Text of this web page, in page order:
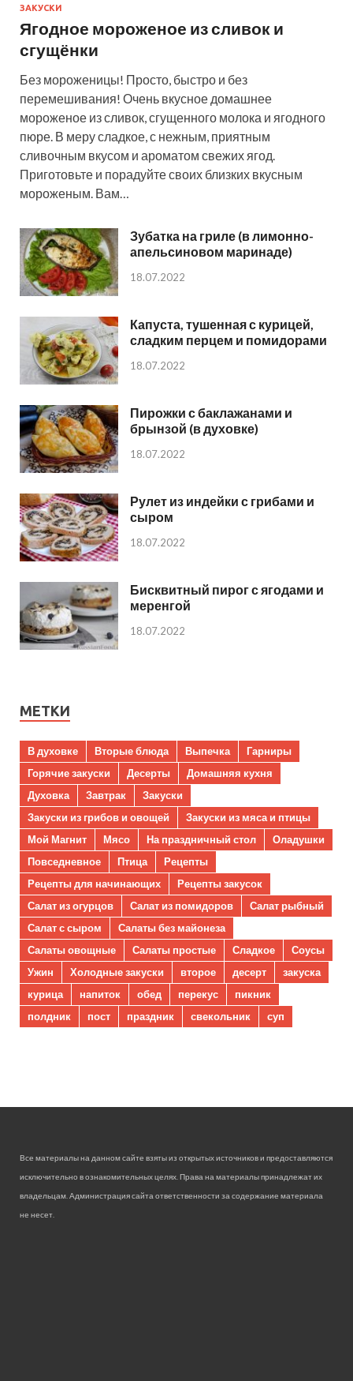
ЗАКУСКИ
Ягодное мороженое из сливок и
сгущёнки
Без мороженицы! Просто, быстро и без
перемешивания! Очень вкусное домашнее
мороженое из сливок, сгущенного молока и ягодного
пюре. В меру сладкое, с нежным, приятным
сливочным вкусом и ароматом свежих ягод.
Приготовьте и порадуйте своих близких вкусным
мороженым. Вам…
Зубатка на гриле (в лимонно-
апельсиновом маринаде)
18.07.2022
Капуста, тушенная с курицей,
сладким перцем и помидорами
18.07.2022
Пирожки с баклажанами и
брынзой (в духовке)
18.07.2022
Рулет из индейки с грибами и
сыром
18.07.2022
Бисквитный пирог с ягодами и
меренгой
18.07.2022
МЕТКИ
В духовке Вторые блюда Выпечка
Гарниры
Горячие закуски
Десерты
Домашняя кухня
Духовка
Завтрак
Закуски
Закуски из грибов и овощей
Закуски из мяса и птицы
Мой Магнит
Мясо На праздничный стол
Оладушки
Повседневное
Птица
Рецепты
Рецепты для начинающих
Рецепты закусок
Салат из огурцов
Салат из помидоров
Салат рыбный
Салат с сыром
Салаты без майонеза
Салаты овощные
Салаты простые Сладкое
Соусы
Ужин
Холодные закуски второе десерт
закуска
курица
напиток обед перекус
пикник
полдник
пост праздник свекольник суп
Все материалы на данном сайте взяты из открытых источников и предоставляются
исключительно в ознакомительных целях. Права на материалы принадлежат их
владельцам. Администрация сайта ответственности за содержание материала
не несет.